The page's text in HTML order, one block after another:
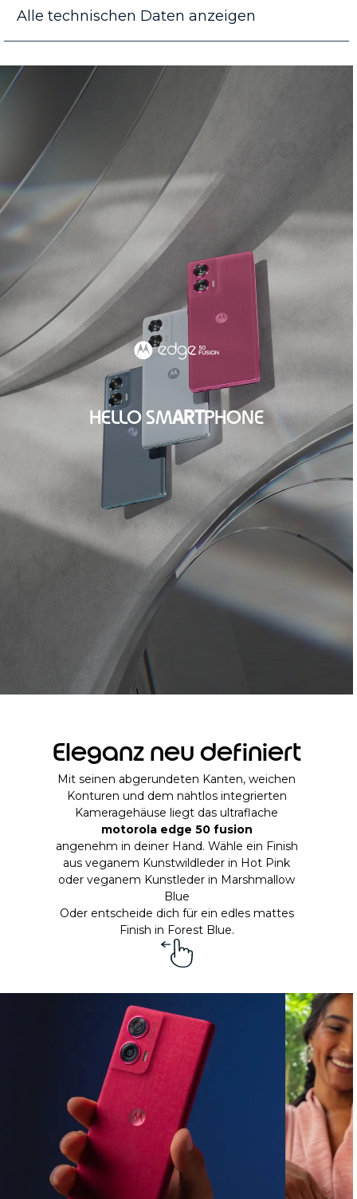
Alle technischen Daten anzeigen
HELLO SMARTPHONE
Eleganz neu definiert
Mit seinen abgerundeten Kanten, weichen
Konturen und dem nahtlos integrierten
Kameragehäuse liegt das ultraflache
motorola edge 50 fusion
angenehm in deiner Hand. Wähle ein Finish
aus veganem Kunstwildleder in Hot Pink
oder veganem Kunstleder in Marshmallow
Blue
Oder entscheide dich für ein edles mattes
Finish in Forest Blue.